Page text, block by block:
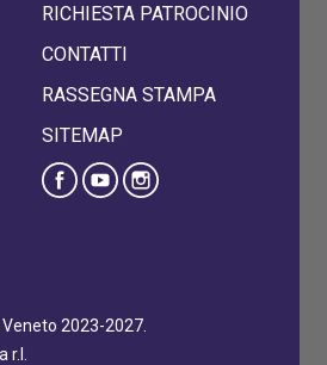
RICHIESTA PATROCINIO
CONTATTI
RASSEGNA STAMPA
SITEMAP
2023-2027.